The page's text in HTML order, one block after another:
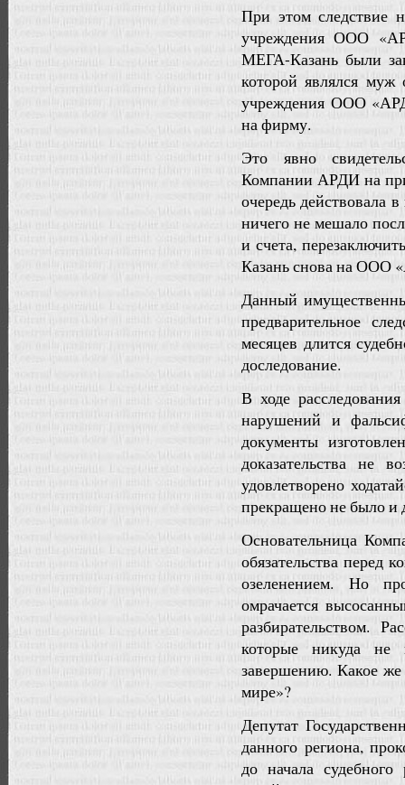
При этом следствие
учреждения ООО
МЕГА-Казань были
которой являлся
учреждения ООО
на фирму.
Это явно
Компании АРДИ на
очередь действовала
ничего не мешало
и счета,
Казань снова на ООО
Данный
предварительное
месяцев длится
доследование.
В ходе
нарушений и
документы
доказательства не
удовлетворено
прекращено не было и
Основательница
обязательства перед
озеленением. Но
омрачается
разбирательством.
которые никуда не
завершению. Какое
мире»?
Депутат
данного региона,
до начала судебного